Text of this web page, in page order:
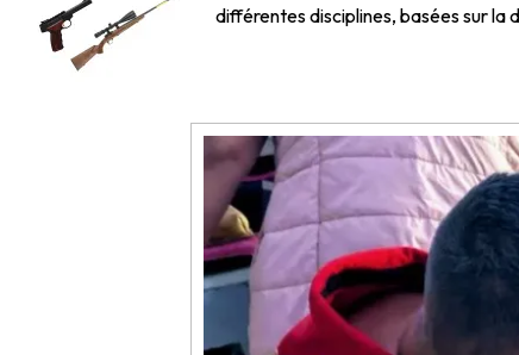
différentes disciplines, basées sur la